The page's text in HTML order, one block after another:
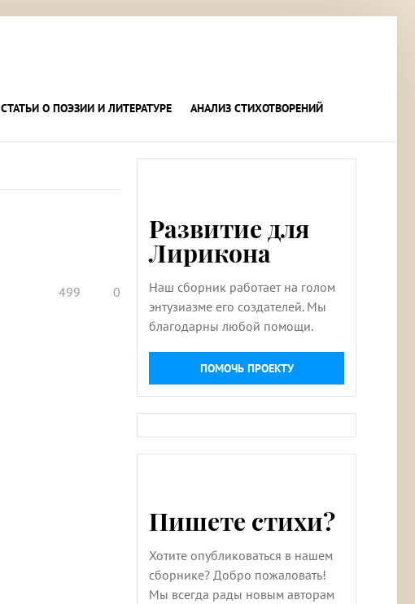
СТАТЬИ О ПОЭЗИИ И ЛИТЕРАТУРЕ АНАЛИЗ СТИХОТВОРЕНИЙ
499 0
Развитие для
Лирикона
Наш сборник работает на голом
энтузиазме его создателей. Мы
благодарны любой помощи.
ПОМОЧЬ ПРОЕКТУ
Пишете стихи?
Хотите опубликоваться в нашем
сборнике? Добро пожаловать!
Мы всегда рады новым авторам